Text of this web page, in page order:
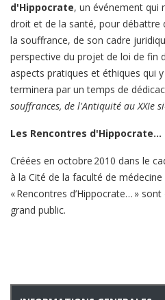
d'Hippocrate, un événement qui
droit et de la santé, pour débattre
la souffrance, de son cadre
perspective du projet de loi de fin
aspects pratiques et éthiques qui
terminera par un temps de
souffrances, de l'Antiquité au XXIe
Les Rencontres d'Hippocrate…
Créées en octobre 2010 dans le
à la Cité de la faculté de
« Rencontres d’Hippocrate… »
grand public.